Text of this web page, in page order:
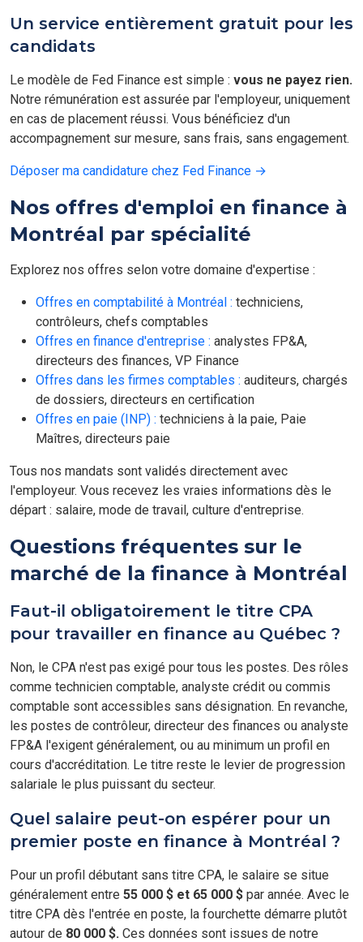
Un service entièrement gratuit pour les
candidats
Le modèle de Fed Finance est simple : vous ne payez rien.
Notre rémunération est assurée par l'employeur, uniquement
en cas de placement réussi. Vous bénéficiez d'un
accompagnement sur mesure, sans frais, sans engagement.
Déposer ma candidature chez Fed Finance →
Nos offres d'emploi en finance à
Montréal par spécialité
Explorez nos offres selon votre domaine d'expertise :
Offres en comptabilité à Montréal : techniciens,
contrôleurs, chefs comptables
Offres en finance d'entreprise : analystes FP&A,
directeurs des finances, VP Finance
Offres dans les firmes comptables : auditeurs, chargés
de dossiers, directeurs en certification
Offres en paie (INP) : techniciens à la paie, Paie
Maîtres, directeurs paie
Tous nos mandats sont validés directement avec
l'employeur. Vous recevez les vraies informations dès le
départ : salaire, mode de travail, culture d'entreprise.
Questions fréquentes sur le
marché de la finance à Montréal
Faut-il obligatoirement le titre CPA
pour travailler en finance au Québec ?
Non, le CPA n'est pas exigé pour tous les postes. Des rôles
comme technicien comptable, analyste crédit ou commis
comptable sont accessibles sans désignation. En revanche,
les postes de contrôleur, directeur des finances ou analyste
FP&A l'exigent généralement, ou au minimum un profil en
cours d'accréditation. Le titre reste le levier de progression
salariale le plus puissant du secteur.
Quel salaire peut-on espérer pour un
premier poste en finance à Montréal ?
Pour un profil débutant sans titre CPA, le salaire se situe
généralement entre 55 000 $ et 65 000 $ par année. Avec le
titre CPA dès l'entrée en poste, la fourchette démarre plutôt
autour de 80 000 $. Ces données sont issues de notre